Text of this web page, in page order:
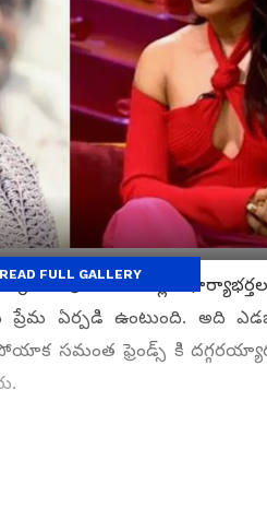
క్రేజీ కపుల్ నాలుగేళ్లు
ఏర్పడి ఉంటుంది. అది
సమంత ఫ్రెండ్స్ కి
FULL GALLERY